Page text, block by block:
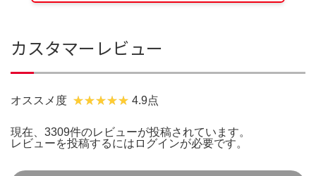
カスタマーレビュー
オススメ度 4.9点
現在、3309件のレビューが投稿されています。
レビューを投稿するには ログインが必要です。